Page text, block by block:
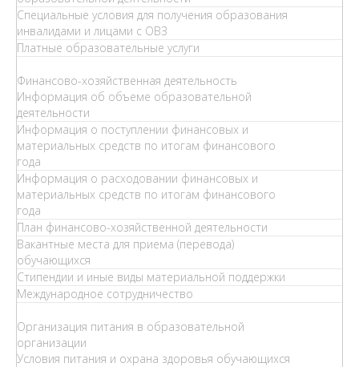
Специальные условия для получения образования
инвалидами и лицами с ОВЗ
Платные образовательные услуги
Финансово-хозяйственная деятельность
Информация об объеме образовательной
деятельности
Информация о поступлении финансовых и
материальных средств по итогам финансового
года
Информация о расходовании финансовых и
материальных средств по итогам финансового
года
План финансово-хозяйственной деятельности
Вакантные места для приема (перевода)
обучающихся
Стипендии и иные виды материальной поддержки
Международное сотрудничество
Организация питания в образовательной
организации
Условия питания и охрана здоровья обучающихся